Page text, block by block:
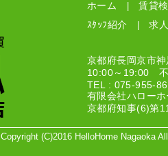
ホーム |
賃貸
ｽﾀｯﾌ紹介
| 求
京都府長岡京市
10:00～19:00
TEL : 075-955-
有限会社ハロー
京都府知事(6)第
Copyright (C)2016 HelloHome Nagaoka